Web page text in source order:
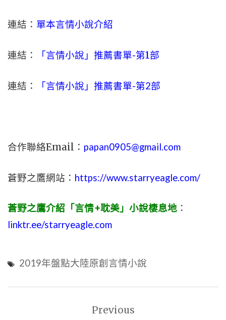
連結： 單本言情小說介紹
連結： 「言情小說」推薦書單-第1部
連結： 「言情小說」推薦書單-第2部
合作聯絡Email： papan0905@gmail.com
蒼野之鷹網站： https://www.starryeagle.com/
蒼野之鷹介紹「言情+耽美」小說棲息地 ：
linktr.ee/starryeagle.com
2019年盤點大陸原創言情小說
Previous